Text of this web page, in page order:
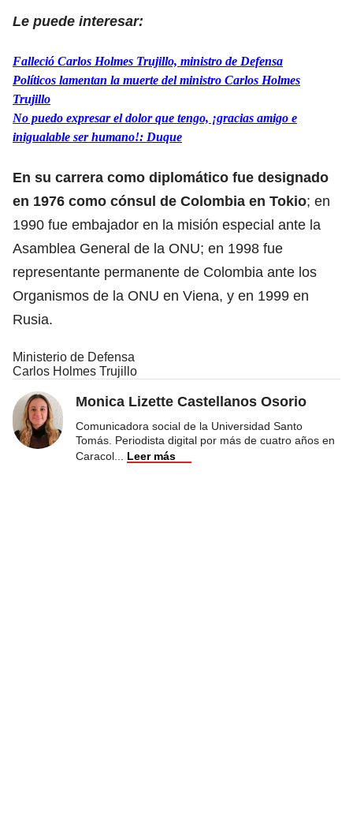
Le puede interesar:
Falleció Carlos Holmes Trujillo, ministro de Defensa
Políticos lamentan la muerte del ministro Carlos Holmes
Trujillo
No puedo expresar el dolor que tengo, ¡gracias amigo e
inigualable ser humano!: Duque
En su carrera como diplomático fue designado
en 1976 como cónsul de Colombia en Tokio; en
1990 fue embajador en la misión especial ante la
Asamblea General de la ONU; en 1998 fue
representante permanente de Colombia ante los
Organismos de la ONU en Viena, y en 1999 en
Rusia.
Ministerio de Defensa
Carlos Holmes Trujillo
Monica Lizette Castellanos Osorio
Comunicadora social de la Universidad Santo
Tomás. Periodista digital por más de cuatro años en
Caracol
Leer más